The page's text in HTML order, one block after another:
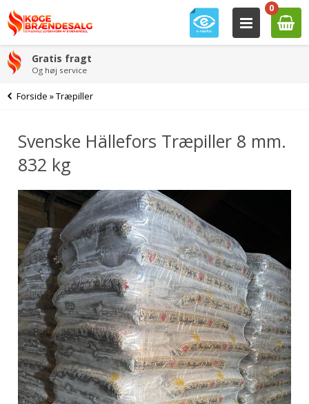
0
Gratis fragt
Og høj service
Forside »Træpiller
Svenske Hällefors Træpiller 8 mm.
832 kg